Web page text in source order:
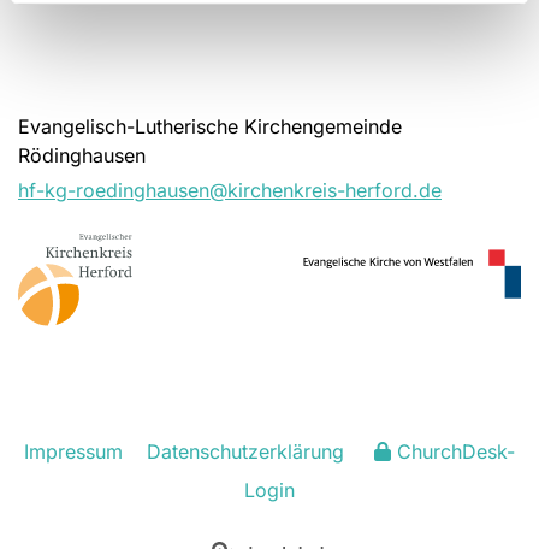
Evangelisch-Lutherische Kirchengemeinde
Rödinghausen
hf-kg-roedinghausen@kirchenkreis-herford.de
Impressum Datenschutzerklärung
ChurchDesk-
Login